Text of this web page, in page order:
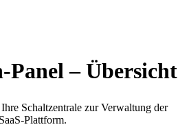
Panel – Übersicht
Schaltzentrale zur Verwaltung der
Plattform.